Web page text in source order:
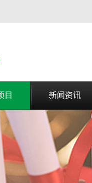
目 新闻资讯